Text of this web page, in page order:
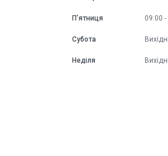
Пʼятниця 09:00
Субота
Неділя